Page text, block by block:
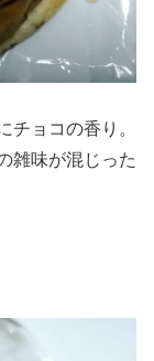
チョコの香り。
雑味が混じった